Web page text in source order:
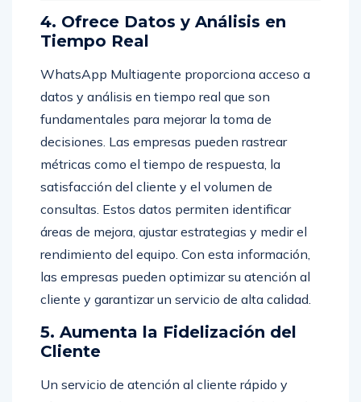
4. Ofrece Datos y Análisis en
Tiempo Real
WhatsApp Multiagente proporciona acceso a
datos y análisis en tiempo real que son
fundamentales para mejorar la toma de
decisiones. Las empresas pueden rastrear
métricas como el tiempo de respuesta, la
satisfacción del cliente y el volumen de
consultas. Estos datos permiten identificar
áreas de mejora, ajustar estrategias y medir el
rendimiento del equipo. Con esta información,
las empresas pueden optimizar su atención al
cliente y garantizar un servicio de alta calidad.
5. Aumenta la Fidelización del
Cliente
Un servicio de atención al cliente rápido y